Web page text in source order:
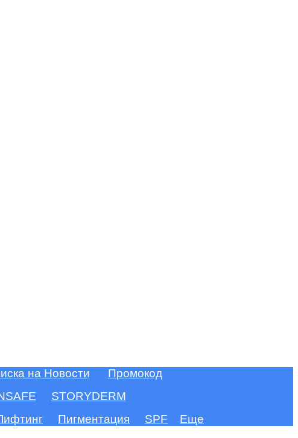
на Новости
Промокод
STORYDERM
Пигментация SPF Еще